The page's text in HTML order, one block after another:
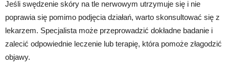
Jeśli swędzenie skóry na tle nerwowym utrzymuje się i nie
poprawia się pomimo podjęcia działań, warto skonsultować się z
lekarzem. Specjalista może przeprowadzić dokładne badanie i
zalecić odpowiednie leczenie lub terapię, która pomoże złagodzić
objawy.